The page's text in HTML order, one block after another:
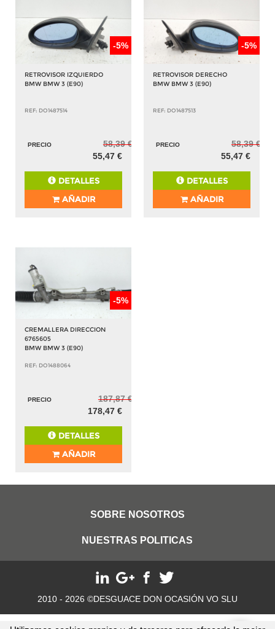
-5%
RETROVISOR IZQUIERDO
BMW BMW 3 (E90)
REF: DO1487514
PRECIO
58,39 €
55,47 €
DETALLES
AÑADIR
-5%
RETROVISOR DERECHO
BMW BMW 3 (E90)
REF: DO1487513
PRECIO
58,39 €
55,47 €
DETALLES
AÑADIR
-5%
CREMALLERA DIRECCION
6765605
BMW BMW 3 (E90)
REF: DO1488064
PRECIO
187,87 €
178,47 €
DETALLES
AÑADIR
SOBRE NOSOTROS
NUESTRAS POLITICAS
2010 - 2026 ©DESGUACE DON OCASIÓN VO SLU